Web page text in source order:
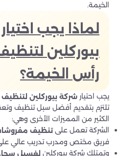
الخيمة.
لماذا يجب
بيوركلين
رأس الخيمة؟
يجب احتيار شركة بيوركلين
تلتزم بتقديم أفضل سبل تنظيف
الكثير من المميزات الأخرى وهي:
الشركة تعمل علىتنظيف
فريق مختص ومدرب تدريب عالي
وتمتلك شركة بيوركلين لغسيل